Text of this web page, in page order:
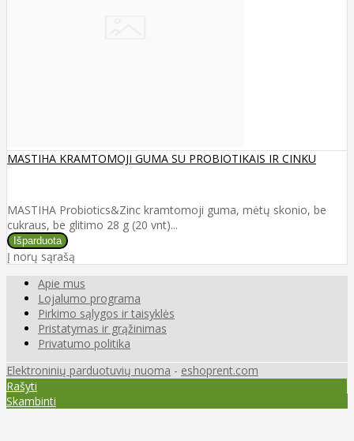
MASTIHA KRAMTOMOJI GUMA SU PROBIOTIKAIS IR CINKU
MASTIHA Probiotics&Zinc kramtomoji guma, mėtų skonio, be
cukraus, be glitimo 28 g (20 vnt)...
Į norų sąrašą
Apie mus
Lojalumo programa
Pirkimo sąlygos ir taisyklės
Pristatymas ir grąžinimas
Privatumo politika
Elektroninių parduotuvių nuoma - eshoprent.com
Rašyti
Skambinti